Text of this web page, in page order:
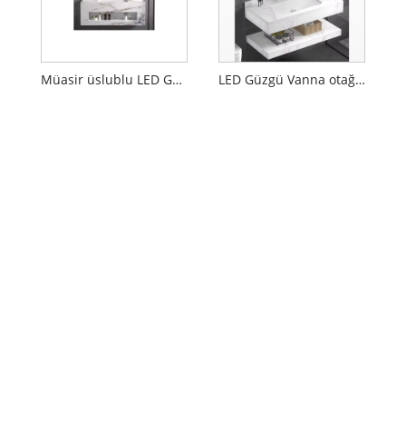
Müasir üslublu LED Güzgü Divar Mount kabineti LED Güzgü Vanna otağı Sink kabineti